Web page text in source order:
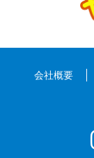
会社概要